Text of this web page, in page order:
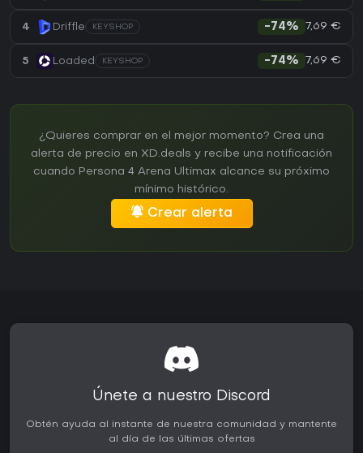
4 Driffle KEYSHOP -74% 7,69 €
5 Loaded KEYSHOP -74% 7,69 €
¿Quieres comprar en el mejor momento? Crea una
alerta de precio en XD.deals y recibe una notificación
cuando Persona 4 Arena Ultimax alcance su próximo
mínimo histórico.
Crear alerta
Únete a nuestro Discord
Obtén ayuda al instante de nuestra comunidad y mantente
al día de las últimas ofertas